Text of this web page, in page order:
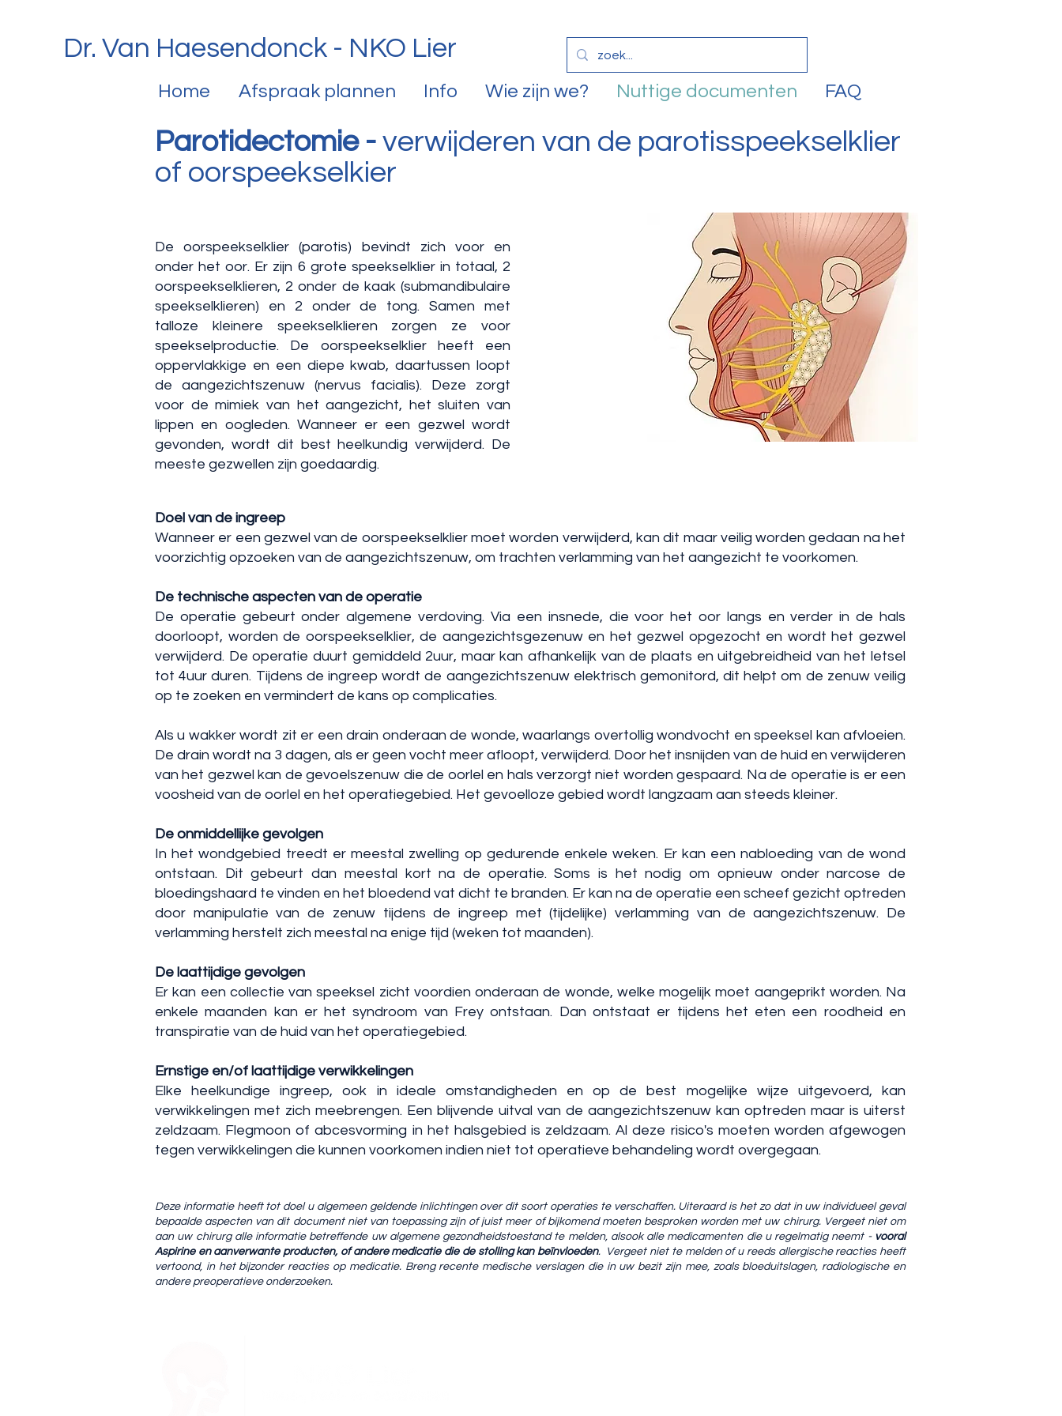
Dr. Van Haesendonck - NKO Lier
Home Afspraak plannen Info Wie zijn we? Nuttige documenten FAQ
Parotidectomie - verwijderen van de parotisspeekselklier
of oorspeekselkier
De oorspeekselklier (parotis) bevindt zich voor en
onder het oor. Er zijn 6 grote speekselklier in totaal, 2
oorspeekselklieren, 2 onder de kaak (submandibulaire
speekselklieren) en 2 onder de tong. Samen met
talloze kleinere speekselklieren zorgen ze voor
speekselproductie. De oorspeekselklier heeft een
oppervlakkige en een diepe kwab, daartussen loopt
de aangezichtszenuw (nervus facialis). Deze zorgt
voor de mimiek van het aangezicht, het sluiten van
lippen en oogleden. Wanneer er een gezwel wordt
gevonden, wordt dit best heelkundig verwijderd. De
meeste gezwellen zijn goedaardig.
Doel van de ingreep
Wanneer er een gezwel van de oorspeekselklier moet worden verwijderd, kan dit maar veilig worden gedaan na het
voorzichtig opzoeken van de aangezichtszenuw, om trachten verlamming van het aangezicht te voorkomen.
De technische aspecten van de operatie
De operatie gebeurt onder algemene verdoving. Via een insnede, die voor het oor langs en verder in de hals
doorloopt, worden de oorspeekselklier, de aangezichtsgezenuw en het gezwel opgezocht en wordt het gezwel
verwijderd. De operatie duurt gemiddeld 2uur, maar kan afhankelijk van de plaats en uitgebreidheid van het letsel
tot 4uur duren. Tijdens de ingreep wordt de aangezichtszenuw elektrisch gemonitord, dit helpt om de zenuw veilig
op te zoeken en vermindert de kans op complicaties.
Als u wakker wordt zit er een drain onderaan de wonde, waarlangs overtollig wondvocht en speeksel kan afvloeien.
De drain wordt na 3 dagen, als er geen vocht meer afloopt, verwijderd. Door het insnijden van de huid en verwijderen
van het gezwel kan de gevoelszenuw die de oorlel en hals verzorgt niet worden gespaard. Na de operatie is er een
voosheid van de oorlel en het operatiegebied. Het gevoelloze gebied wordt langzaam aan steeds kleiner.
De onmiddellijke gevolgen
In het wondgebied treedt er meestal zwelling op gedurende enkele weken. Er kan een nabloeding van de wond
ontstaan. Dit gebeurt dan meestal kort na de operatie. Soms is het nodig om opnieuw onder narcose de
bloedingshaard te vinden en het bloedend vat dicht te branden. Er kan na de operatie een scheef gezicht optreden
door manipulatie van de zenuw tijdens de ingreep met (tijdelijke) verlamming van de aangezichtszenuw. De
verlamming herstelt zich meestal na enige tijd (weken tot maanden).
De laattijdige gevolgen
Er kan een collectie van speeksel zicht voordien onderaan de wonde, welke mogelijk moet aangeprikt worden. Na
enkele maanden kan er het syndroom van Frey ontstaan. Dan ontstaat er tijdens het eten een roodheid en
transpiratie van de huid van het operatiegebied.
Ernstige en/of laattijdige verwikkelingen
Elke heelkundige ingreep, ook in ideale omstandigheden en op de best mogelijke wijze uitgevoerd, kan
verwikkelingen met zich meebrengen. Een blijvende uitval van de aangezichtszenuw kan optreden maar is uiterst
zeldzaam. Flegmoon of abcesvorming in het halsgebied is zeldzaam. Al deze risico's moeten worden afgewogen
tegen verwikkelingen die kunnen voorkomen indien niet tot operatieve behandeling wordt overgegaan.
Deze informatie heeft tot doel u algemeen geldende inlichtingen over dit soort operaties te verschaffen. Uiteraard is het zo dat in uw individueel geval
bepaalde aspecten van dit document niet van toepassing zijn of juist meer of bijkomend moeten besproken worden met uw chirurg. Vergeet niet om
aan uw chirurg alle informatie betreffende uw algemene gezondheidstoestand te melden, alsook alle medicamenten die u regelmatig neemt - vooral
Aspirine en aanverwante producten, of andere medicatie die de stolling kan beïnvloeden.
Vergeet niet te melden of u reeds allergische reacties heeft
vertoond, in het bijzonder reacties op medicatie. Breng recente medische verslagen die in uw bezit zijn mee, zoals bloeduitslagen, radiologische en
andere preoperatieve onderzoeken.